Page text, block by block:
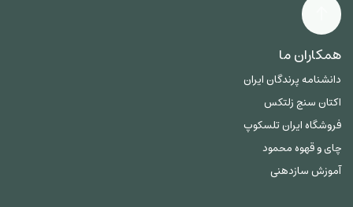
همکاران ما
دانشنامه پرندگان ایران
اکتان سنج زلتکس
فروشگاه ایران تلسکوپ
چای و قهوه محمود
آموزش سازدهنی